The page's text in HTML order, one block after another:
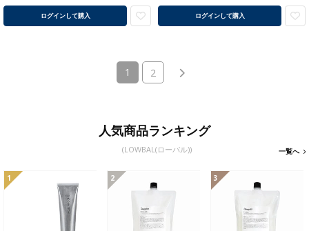
ログインして購入 ログインして購入
1 (current)
2
人気商品ランキング
(LOWBAL(ローバル)) 一覧へ
1 2 3